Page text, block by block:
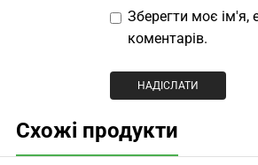
Зберегти моє ім'я,
коментарів.
Схожі продукти